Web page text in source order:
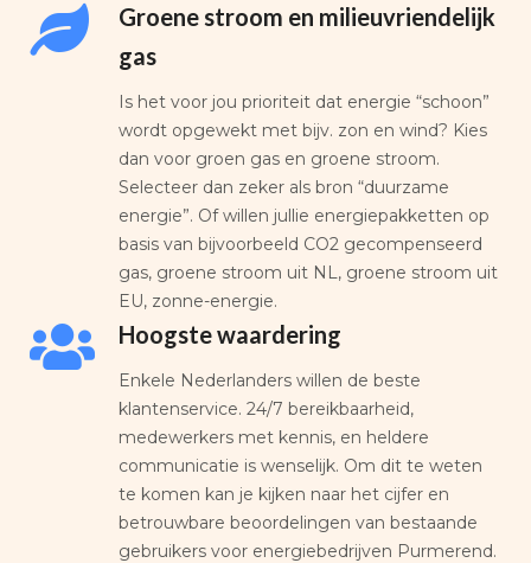
Groene stroom en milieuvriendelijk
gas
Is het voor jou prioriteit dat energie “schoon”
wordt opgewekt met bijv. zon en wind? Kies
dan voor groen gas en groene stroom.
Selecteer dan zeker als bron “duurzame
energie”. Of willen jullie energiepakketten op
basis van bijvoorbeeld CO2 gecompenseerd
gas, groene stroom uit NL, groene stroom uit
EU, zonne-energie.
Hoogste waardering
Enkele Nederlanders willen de beste
klantenservice. 24/7 bereikbaarheid,
medewerkers met kennis, en heldere
communicatie is wenselijk. Om dit te weten
te komen kan je kijken naar het cijfer en
betrouwbare beoordelingen van bestaande
gebruikers voor energiebedrijven Purmerend.